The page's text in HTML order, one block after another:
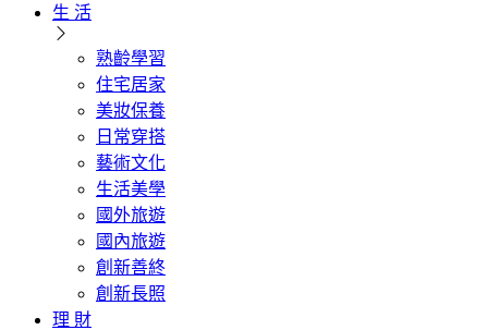
生 活
熟齡學習
住宅居家
美妝保養
日常穿搭
藝術文化
生活美學
國外旅遊
國內旅遊
創新善終
創新長照
理 財